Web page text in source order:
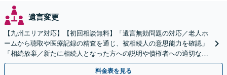
遺言変更
【九州エリア対応】【初回相談無料】「遺言無効問題の対応／老人ホ
ームから聴取や医療記録の精査を通じ、被相続人の意思能力を確認」
「相続放棄／新たに相続人となった方への説明や債権者への適切な対
応まで、きめ細やかにサポート」【休日・夜間相談可】
料金表を見る